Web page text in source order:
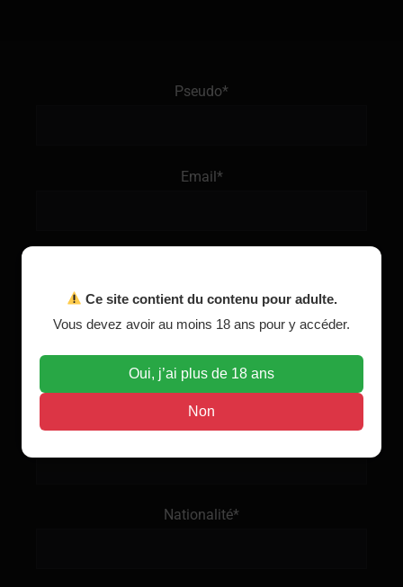
Pseudo*
Email*
Origine*
Nationalité*
Ce site contient du contenu pour adulte.
Vous devez avoir au moins 18 ans pour y accéder.
Oui, j’ai plus de 18 ans
Non